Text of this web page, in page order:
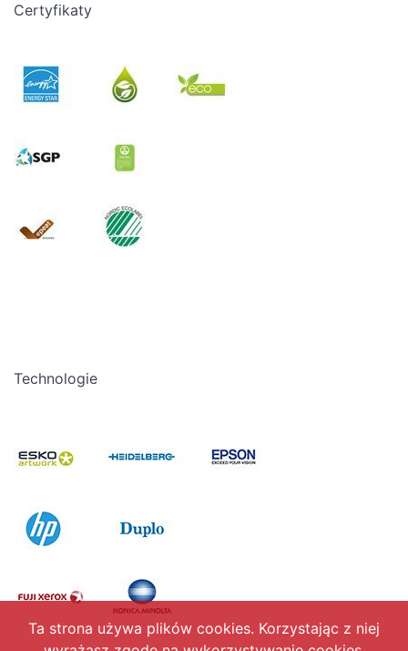
Ta strona używa plików cookies. Korzystając z niej
Certyfikaty
Technologie